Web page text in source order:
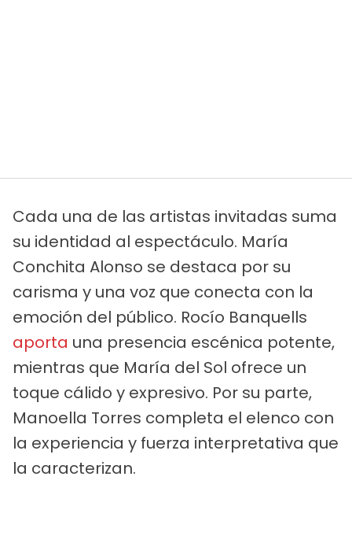
Cada una de las artistas invitadas suma
su identidad al espectáculo. María
Conchita Alonso se destaca por su
carisma y una voz que conecta con la
emoción del público. Rocío Banquells
aporta una presencia escénica potente,
mientras que María del Sol ofrece un
toque cálido y expresivo. Por su parte,
Manoella Torres completa el elenco con
la experiencia y fuerza interpretativa que
la caracterizan.